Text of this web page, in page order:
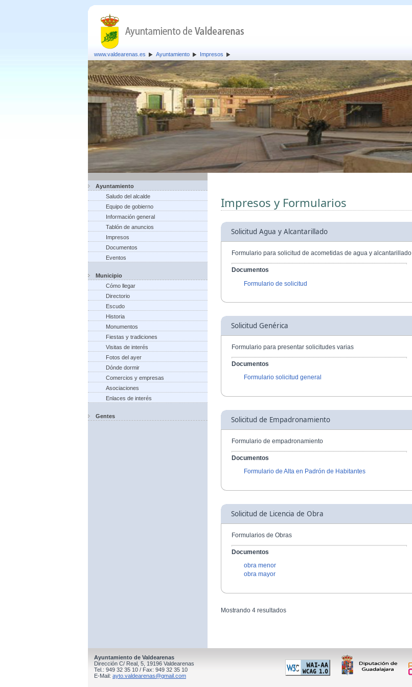
www.valdearenas.es Ayuntamiento Impresos
Ayuntamiento
Saludo del alcalde
Equipo de gobierno
Información general
Tablón de anuncios
Impresos
Documentos
Eventos
Municipio
Cómo llegar
Directorio
Escudo
Historia
Monumentos
Fiestas y tradiciones
Visitas de interés
Fotos del ayer
Dónde dormir
Comercios y empresas
Asociaciones
Enlaces de interés
Gentes
Impresos y Formularios
Solicitud Agua y Alcantarillado
Formulario para solicitud de acometidas de agua y alcantarillado
Documentos
Formulario de solicitud
Solicitud Genérica
Formulario para presentar solicitudes varias
Documentos
Formulario solicitud general
Solicitud de Empadronamiento
Formulario de empadronamiento
Documentos
Formulario de Alta en Padrón de Habitantes
Solicitud de Licencia de Obra
Formularios de Obras
Documentos
obra menor
obra mayor
Mostrando 4 resultados
Ayuntamiento de Valdearenas
Dirección C/ Real, 5, 19196 Valdearenas
Tel.: 949 32 35 10 / Fax: 949 32 35 10
E-Mail: ayto.valdearenas@gmail.com